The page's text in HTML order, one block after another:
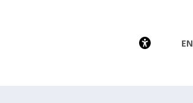
EN